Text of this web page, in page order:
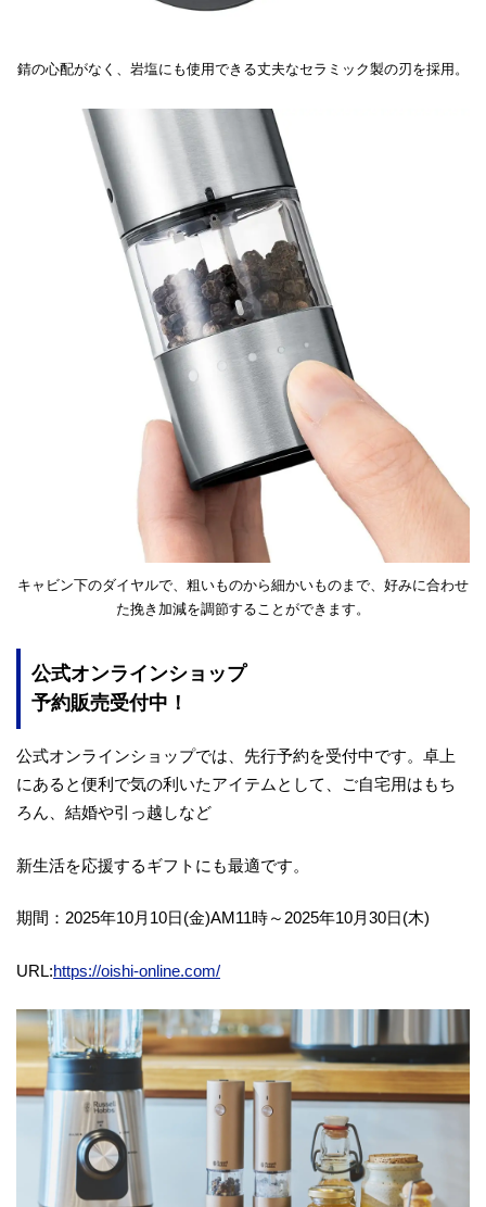
錆の心配がなく、岩塩にも使用できる丈夫なセラミック製の刃を採用。
キャビン下のダイヤルで、粗いものから細かいものまで、好みに合わせ
た挽き加減を調節することができます。
公式オンラインショップ
予約販売受付中！
公式オンラインショップでは、先行予約を受付中です。卓上
にあると便利で気の利いたアイテムとして、ご自宅用はもち
ろん、結婚や引っ越しなど
新生活を応援するギフトにも最適です。
期間：2025年10月10日(金)AM11時～2025年10月30日(木)
URL:https://oishi-online.com/